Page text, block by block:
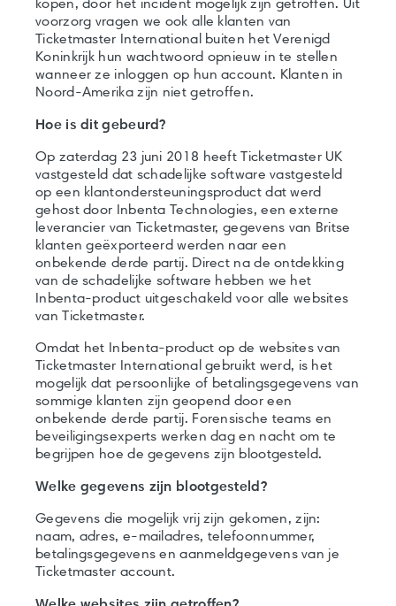
kopen, door het incident mogelijk zijn getroffen. Uit
voorzorg vragen we ook alle klanten van
Ticketmaster International buiten het Verenigd
Koninkrijk hun wachtwoord opnieuw in te stellen
wanneer ze inloggen op hun account. Klanten in
Noord-Amerika zijn niet getroffen.
Hoe is dit gebeurd?
Op zaterdag 23 juni 2018 heeft Ticketmaster UK
vastgesteld dat schadelijke software vastgesteld
op een klantondersteuningsproduct dat werd
gehost door Inbenta Technologies, een externe
leverancier van Ticketmaster, gegevens van Britse
klanten geëxporteerd werden naar een
onbekende derde partij. Direct na de ontdekking
van de schadelijke software hebben we het
Inbenta-product uitgeschakeld voor alle websites
van Ticketmaster.
Omdat het Inbenta-product op de websites van
Ticketmaster International gebruikt werd, is het
mogelijk dat persoonlijke of betalingsgegevens van
sommige klanten zijn geopend door een
onbekende derde partij. Forensische teams en
beveiligingsexperts werken dag en nacht om te
begrijpen hoe de gegevens zijn blootgesteld.
Welke gegevens zijn blootgesteld?
Gegevens die mogelijk vrij zijn gekomen, zijn:
naam, adres, e-mailadres, telefoonnummer,
betalingsgegevens en aanmeldgegevens van je
Ticketmaster account.